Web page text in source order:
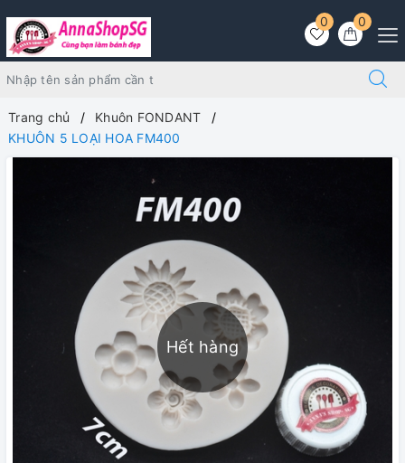
0
0
Trang chủ
Khuôn FONDANT
KHUÔN 5 LOẠI HOA FM400
Hết hàng